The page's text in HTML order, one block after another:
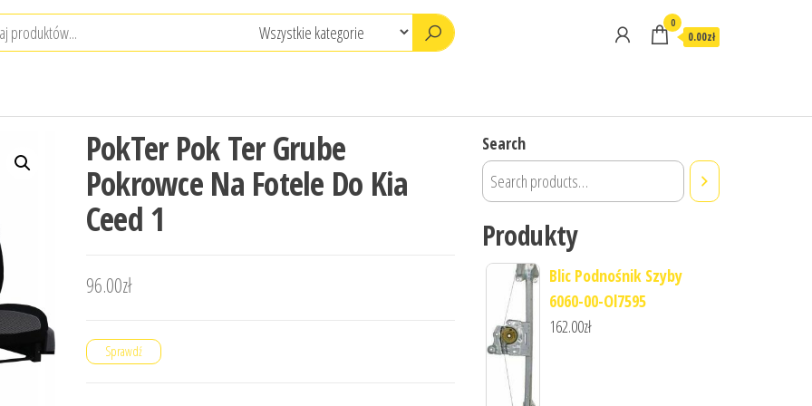
0
0.00zł
PokTer Pok Ter Grube
Pokrowce Na Fotele Do Kia
Ceed 1
96.00zł
Sprawdź
Search
Produkty
Blic Podnośnik Szyby
6060-00-Ol7595
162.00zł